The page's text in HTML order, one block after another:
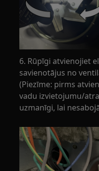
6. Rūpīgi atvienojiet
savienotājus no
(Piezīme: pirms
vadu izvietojumu/
uzmanīgi, lai